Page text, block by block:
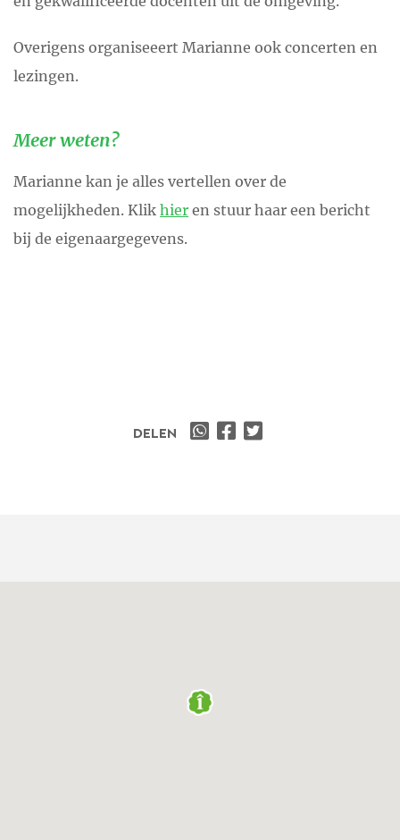
Overigens organiseeert Marianne ook concerten en
lezingen.
Meer weten?
Marianne kan je alles vertellen over de
mogelijkheden. Klik hier en stuur haar een bericht
bij de eigenaargegevens.
DELEN